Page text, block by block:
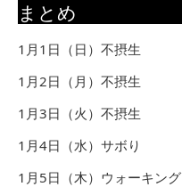
まとめ
1月1日（日）不摂生
1月2日（月）不摂生
1月3日（火）不摂生
1月4日（水）サボり
1月5日（木）ウォーキング